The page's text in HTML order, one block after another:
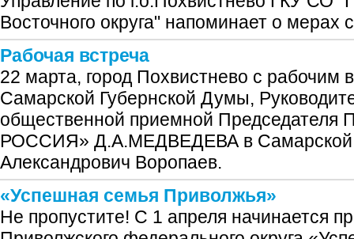
Восточного округа" напоминает о мерах
Рабочая встреча
22 марта, город Похвистнево с рабочим
Самарской Губернской Думы,
общественной приемной
РОССИЯ» Д.А.МЕДВЕДЕВА в Самарской
Александрович Воропаев.
«Успешная семья Приволжья»
Не пропустите! С 1 апреля начинается